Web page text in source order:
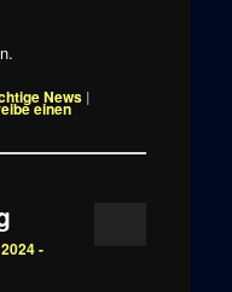
News |
einen
-